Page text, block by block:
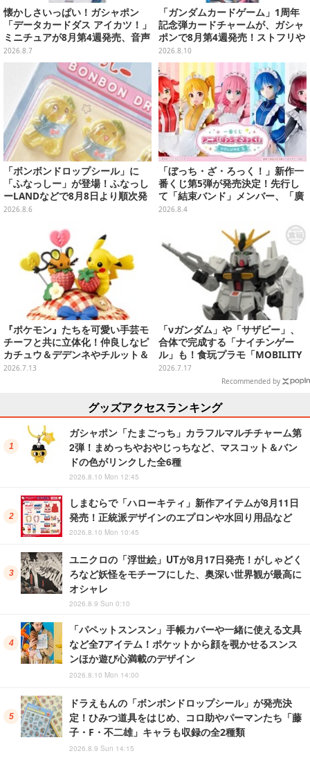
懐かしさいっぱい！ガシャポン
「データカードダス アイカツ！」
ミニチュアが8月第4週発売、音声
が流れる特別仕様も当たる
2026.8.7
「ガンダムカードゲーム」1周年
記念弾カードチャームが、ガシャ
ポンで8月第4週発売！ストフリや
νガンダム、キラ・ヤマトなど全2
0種
2026.8.10
「ボンボンドロップシール」に
「ふなっしー」が登場！ふなっし
ーLANDなどで8月8日より順次発
売
2026.8.6
「ぼっち・ざ・ろっく！」新作一
番くじ第5弾が発売決定！先行し
て「結束バンド」メンバー、「廣
井きくり」のメイド衣装フィギュ
2026.8.4
『ポケモン』たちを可愛い手芸モ
チーフと共に立体化！仲良しなピ
カチュウ＆デデンネやチルット＆
ウールーなど全6種
2026.7.13
「νガンダム」や「サザビー」、
合体で完成する「ナイチンゲー
ル」も！食玩プラモ「MOBILITY
JOINT GUNDAM」第13弾が12月
2026.7.17
Recommended by
グッズアクセスランキング
ガシャポン「たまごっち」カラフルマルチチャーム第
2弾！まめっちやおやじっちなど、マスコット＆バン
ドの色がリンクした全6種
2026.8.10 Mon 12:45
しまむらで「ハローキティ」新作アイテムが8月11日
発売！正統派デザインのエプロンや水回り用品など
2026.8.10 Mon 10:45
ユニクロの「浮世絵」UTが8月17日発売！がしゃどく
ろなど妖怪をモチーフにした、奥深い世界観が最高に
オシャレ
2026.8.9 Sun 0:10
「パペットスンスン」手帳カバーや一緒に使える文具
など全7アイテム！ポケットから顔を覗かせるスンス
ンほか遊び心満載のデザイン
2026.8.10 Mon 14:00
ドラえもんの「ボンボンドロップシール」が発売決
定！ひみつ道具をはじめ、コロ助やパーマンたち「藤
子・F・不二雄」キャラも収録の全2種類
2026.8.9 Sun 14:15